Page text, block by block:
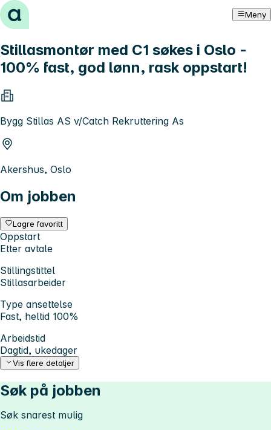
Hopp til innhold Meny
Stillasmontør med C1 søkes i Oslo -
100% fast, god lønn, rask oppstart!
Bygg Stillas AS v/Catch Rekruttering As
Akershus, Oslo
Om jobben
Lagre favoritt
Oppstart
Etter avtale
Stillingstittel
Stillasarbeider
Type ansettelse
Fast, heltid 100%
Arbeidstid
Dagtid, ukedager
Vis flere detaljer
Søk på jobben
Søk snarest mulig